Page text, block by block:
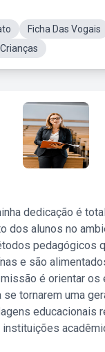
Ficha Das Vogais
dedicação é
dos alunos no
pedagógicos
e são
é orientar os
se tornarem uma
educacionais